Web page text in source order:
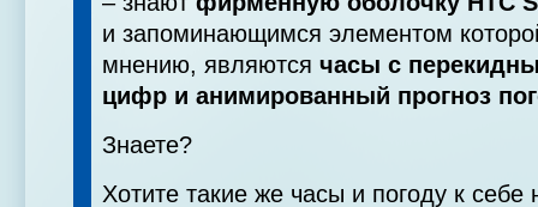
и запоминающимся элементом
мнению, являются часы с
цифр и анимированный прогноз
Знаете?
Хотите такие же часы и погоду к